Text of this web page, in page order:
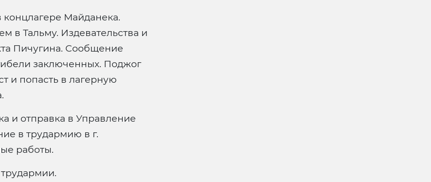
концлагере Майданека.
в Тальму. Издевательства и
Пичугина. Сообщение
заключенных. Поджог
и попасть в лагерную
и отправка в Управление
в трудармию в г.
работы.